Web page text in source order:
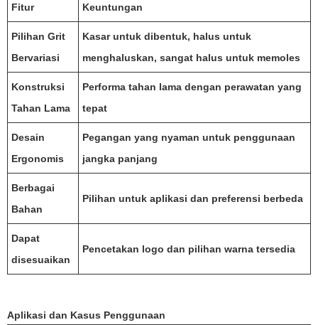
Fitur Keuntungan
Pilihan Grit
Bervariasi
Kasar untuk dibentuk, halus untuk
menghaluskan, sangat halus untuk memoles
Konstruksi
Tahan Lama
Performa tahan lama dengan perawatan yang
tepat
Desain
Ergonomis
Pegangan yang nyaman untuk penggunaan
jangka panjang
Berbagai
Bahan
Pilihan untuk aplikasi dan preferensi berbeda
Dapat
disesuaikan
Pencetakan logo dan pilihan warna tersedia
Aplikasi dan Kasus Penggunaan